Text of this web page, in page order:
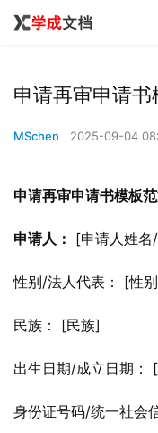
申请再审申请书
MSchen 2025-09-04
申请再审申请书模板
申请人： [申请人姓名
性别/法人代表： [性
民族： [民族]
出生日期/成立日期：
身份证号码/统一社会